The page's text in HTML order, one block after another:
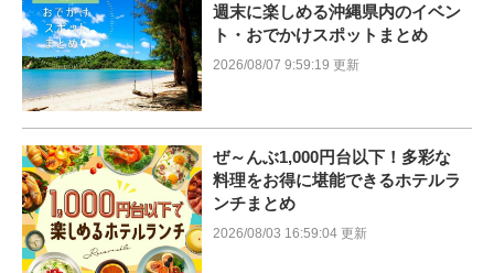
週末に楽しめる沖縄県内のイベン
ト・おでかけスポットまとめ
2026/08/07 9:59:19 更新
ぜ～んぶ1,000円台以下！多彩な
料理をお得に堪能できるホテルラ
ンチまとめ
2026/08/03 16:59:04 更新